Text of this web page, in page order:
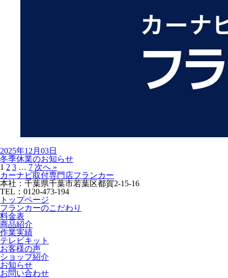
2025年12月03日
冬季休業のお知らせ
1 2 3 … 7 次へ »
カーナビ取付専⾨店フランカー
本社：千葉県千葉市若葉区都賀2-15-16
TEL：0120-473-194
トップページ
フランカーのこだわり
料金表
商品紹介
作業実績
テレビキット
お客様の声
ショップ紹介
お知らせ
お問い合わせ